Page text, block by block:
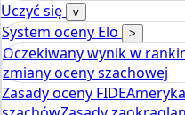
Uczyć się
v
System oceny Elo >
Oczekiwany wynik w
zmiany oceny szachowej
Zasady oceny FIDE